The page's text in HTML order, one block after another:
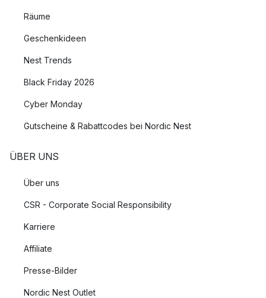
Räume
Geschenkideen
Nest Trends
Black Friday 2026
Cyber Monday
Gutscheine & Rabattcodes bei Nordic Nest
ÜBER UNS
Über uns
CSR - Corporate Social Responsibility
Karriere
Affiliate
Presse-Bilder
Nordic Nest Outlet